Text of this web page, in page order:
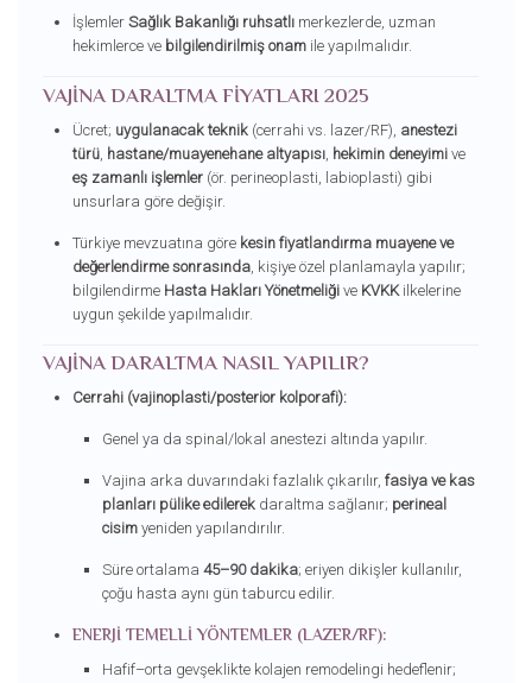
İşlemler Sağlık Bakanlığı ruhsatlımerkezlerde, uzman
hekimlerce ve bilgilendirilmiş onamile yapılmalıdır.
VAJINA DARALTMA FIYATLARI 2025
Ücret; uygulanacak teknik(cerrahi vs. lazer/RF), anestezi
türü, hastane/muayenehane altyapısı, hekimin deneyimive
eş zamanlı işlemler(ör. perineoplasti, labioplasti) gibi
unsurlara göre değişir.
Türkiye mevzuatına göre kesin fiyatlandırma muayene ve
değerlendirme sonrasında, kişiye özel planlamayla yapılır;
bilgilendirme Hasta Hakları Yönetmeliğive KVKKilkelerine
uygun şekilde yapılmalıdır.
VAJINA DARALTMA NASIL YAPILIR?
Cerrahi (vajinoplasti/posterior kolporafi):
Genel ya da spinal/lokal anestezi altında yapılır.
Vajina arka duvarındaki fazlalık çıkarılır, fasiya ve kas
planları pülike edilerekdaraltma sağlanır; perineal
cisimyeniden yapılandırılır.
Süre ortalama 45–90 dakika; eriyen dikişler kullanılır,
çoğu hasta aynı gün taburcu edilir.
ENERJI TEMELLI YÖNTEMLER (LAZER/RF):
Hafif–orta gevşeklikte kolajen remodelingi hedeflenir;